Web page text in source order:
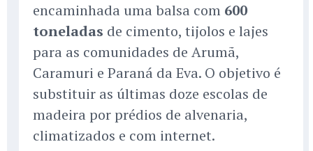
encaminhada uma balsa com 600
toneladas de cimento, tijolos e lajes
para as comunidades de Arumã,
Caramuri e Paraná da Eva. O objetivo é
substituir as últimas doze escolas de
madeira por prédios de alvenaria,
climatizados e com internet.